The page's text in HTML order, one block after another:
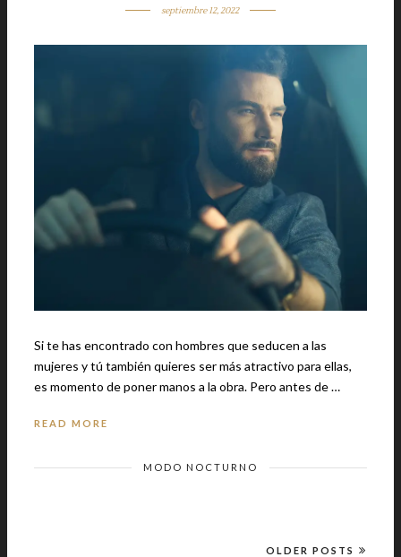
septiembre 12, 2022
Si te has encontrado con hombres que seducen a las
mujeres y tú también quieres ser más atractivo para ellas,
es momento de poner manos a la obra. Pero antes de …
READ MORE
MODO NOCTURNO
OLDER POSTS